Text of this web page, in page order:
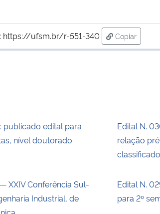
https://ufsm.br/r-551-340
Copiar
para área
publicado edital para
nível doutorado
Edital N.
relação
XXIV Conferência Sul-
Industrial, de
Edital N.
para 2º